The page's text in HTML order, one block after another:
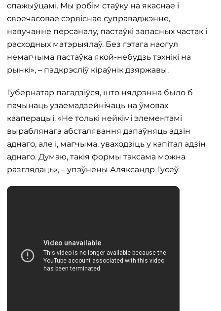
спажыўцамі. Мы робім стаўку на якаснае і
своечасовае сэрвіснае суправаджэнне,
навучанне персаналу, пастаўкі запасных частак і
расходных матэрыялаў. Без гэтага наогул
немагчыма пастаўка якой-небудзь тэхнікі на
рынкі», – падкрэсліў кіраўнік дзяржавы.
Губернатар пагадзіўся, што нядрэнна было б
пачынаць узаемадзейнічаць на ўмовах
кааперацыі. «Не толькі нейкімі элементамі
выраблянага абсталявання дапаўняць адзін
аднаго, але і, магчыма, уваходзіць у капітал адзін
аднаго. Думаю, такія формы таксама можна
разглядаць», – упэўнены Аляксандр Гусеў.